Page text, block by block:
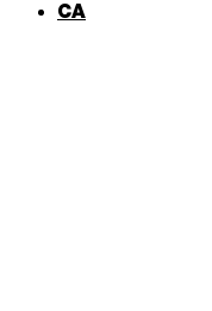
CA